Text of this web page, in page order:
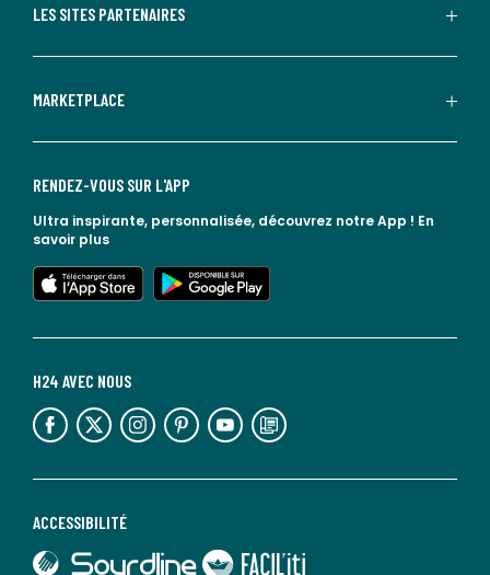
LES SITES PARTENAIRES
MARKETPLACE
ACCESSIBILITÉ
lien vers Sourdline
lien vers Faciliti
H24 AVEC NOUS
lien vers l'espace réseaux sociaux lien vers l'espace réseaux sociaux lien vers l'espace réseaux sociaux lien vers l'espace réseaux sociaux lien vers l'espace réseaux sociaux lien vers le blog la redoute
RENDEZ-VOUS SUR L'APP
Ultra inspirante, personnalisée, découvrez notre App ! En
savoir plus
lien vers l'app store
lien vers google play